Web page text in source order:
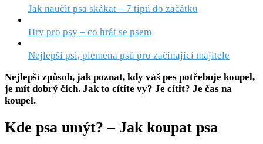
Jak naučit psa skákat – 7 tipů do začátku
Hry pro psy – co hrát se psem
Nejlepší psi, plemena psů pro začínající majitele
Nejlepší způsob, jak poznat, kdy váš pes potřebuje koupel,
je mít dobrý čich. Jak to cítíte vy? Je cítit? Je čas na
koupel.
Kde psa umýt? – Jak koupat psa